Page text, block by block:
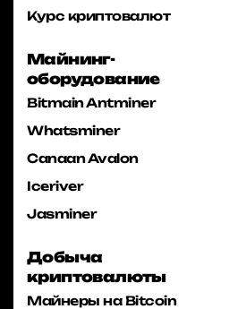
Курс криптовалют
Майнинг-
оборудование
Bitmain Antminer
Whatsminer
Canaan Avalon
Iceriver
Jasminer
Добыча
криптовалюты
Майнеры на Bitcoin